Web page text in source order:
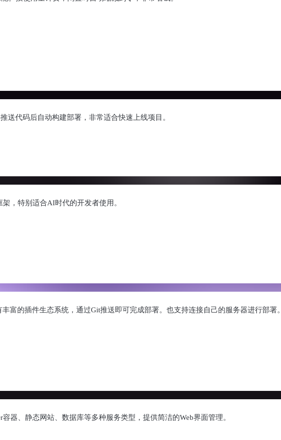
送代码后自动构建部署，非常适合快速上线项目。
，特别适合AI时代的开发者使用。
富的插件生态系统，通过Git推送即可完成部署。也支持连接自己的服务器进行部署。
器、静态网站、数据库等多种服务类型，提供简洁的Web界面管理。